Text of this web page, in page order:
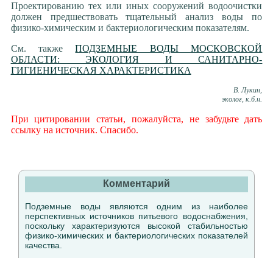
Проектированию тех или иных сооружений водоочистки
должен предшествовать тщательный анализ воды по
физико-химическим и бактериологическим показателям.
См. такжеПОДЗЕМНЫЕ ВОДЫ МОСКОВСКОЙ
ОБЛАСТИ: ЭКОЛОГИЯ И САНИТАРНО-
ГИГИЕНИЧЕСКАЯ ХАРАКТЕРИСТИКА
В. Лукин,
эколог, к.б.н.
При цитировании статьи, пожалуйста, не забудьте дать
ссылку на источник. Спасибо.
Комментарий
Подземные воды являются одним из наиболее
перспективных источников питьевого водоснабжения,
поскольку характеризуются высокой стабильностью
физико-химических и бактериологических показателей
качества.